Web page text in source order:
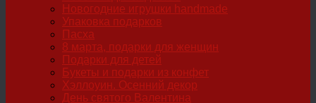
Новогодние игрушки handmade
Упаковка подарков
Пасха
8 марта, подарки для женщин
Подарки для детей
Букеты и подарки из конфет
Хэллоуин. Осенний декор
День святого Валентина